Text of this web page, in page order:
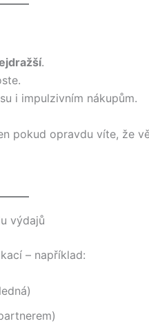
.
i impulzivním nákupům.
pokud opravdu víte, že
výdajů
– například: